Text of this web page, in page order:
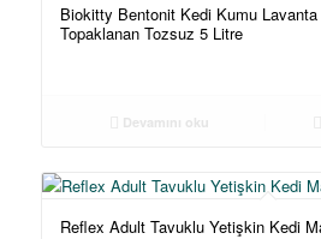
Biokitty Bentonit Kedi Kumu
Topaklanan Tozsuz 5 Litre
Devamını oku
Reflex Adult Tavuklu Yetişkin Kedi